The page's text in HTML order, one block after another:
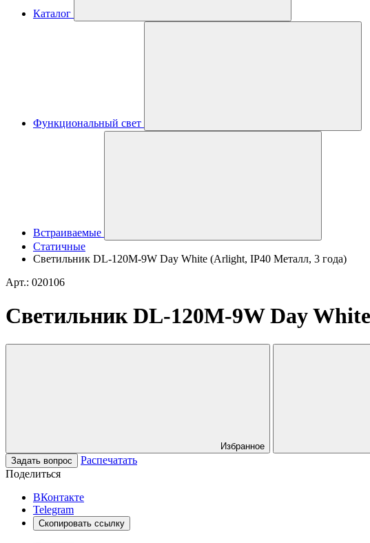
Каталог
Функциональный свет
Встраиваемые
Статичные
Светильник DL-120M-9W Day White (Arlight, IP40 Металл, 3 года)
Арт.: 020106
Светильник DL-120M-9W Day
Избранное
Задать вопрос
Распечатать
Поделиться
ВКонтакте
Telegram
Скопировать ссылку